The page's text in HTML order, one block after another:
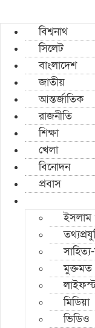
বিশ্বনাথ
সিলেট
বাংলাদেশ
জাতীয়
আন্তর্জাতিক
রাজনীতি
শিক্ষা
খেলা
বিনোদন
প্রবাস
মুক্তমত
মিডিয়া
ভিডিও